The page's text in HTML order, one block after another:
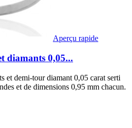
Aperçu rapide
diamants 0,05...
et demi-tour diamant 0,05 carat serti
et de dimensions 0,95 mm chacun.